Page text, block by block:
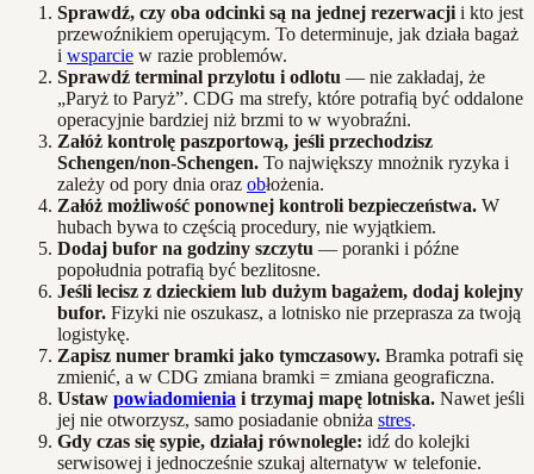
Sprawdź, czy oba odcinki są na jednej rezerwacji i kto jest
przewoźnikiem operującym. To determinuje, jak działa bagaż
i wsparcie w razie problemów.
Sprawdź terminal przylotu i odlotu — nie zakładaj, że
„Paryż to Paryż”. CDG ma strefy, które potrafią być oddalone
operacyjnie bardziej niż brzmi to w wyobraźni.
Załóż kontrolę paszportową, jeśli przechodzisz
Schengen/non‑Schengen. To największy mnożnik ryzyka i
zależy od pory dnia oraz obłożenia.
Załóż możliwość ponownej kontroli bezpieczeństwa. W
hubach bywa to częścią procedury, nie wyjątkiem.
Dodaj bufor na godziny szczytu — poranki i późne
popołudnia potrafią być bezlitosne.
Jeśli lecisz z dzieckiem lub dużym bagażem, dodaj kolejny
bufor. Fizyki nie oszukasz, a lotnisko nie przeprasza za twoją
logistykę.
Zapisz numer bramki jako tymczasowy. Bramka potrafi się
zmienić, a w CDG zmiana bramki = zmiana geograficzna.
Ustaw powiadomienia i trzymaj mapę lotniska. Nawet jeśli
jej nie otworzysz, samo posiadanie obniża stres.
Gdy czas się sypie, działaj równolegle: idź do kolejki
serwisowej i jednocześnie szukaj alternatyw w telefonie.